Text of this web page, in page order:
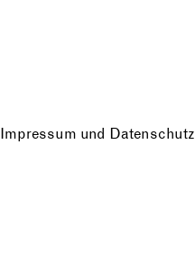
Impressum und Datenschutz